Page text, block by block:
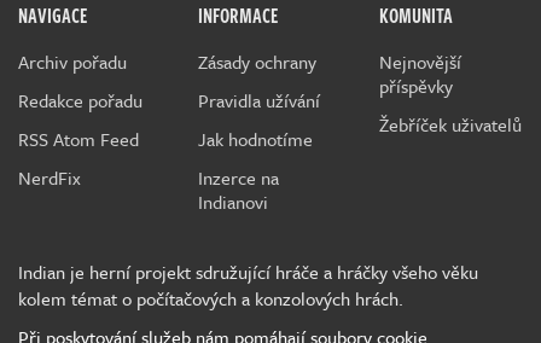
NAVIGACE
Archiv pořadu
Redakce pořadu
RSS Atom Feed
NerdFix
INFORMACE
Zásady ochrany
Pravidla užívání
Jak hodnotíme
Inzerce na
Indianovi
KOMUNITA
Nejnovější
příspěvky
Žebříček uživatelů
Indian je herní projekt sdružující hráče a hráčky všeho věku
kolem témat o počítačových a konzolových hrách.
Při poskytování služeb nám pomáhají soubory cookie.